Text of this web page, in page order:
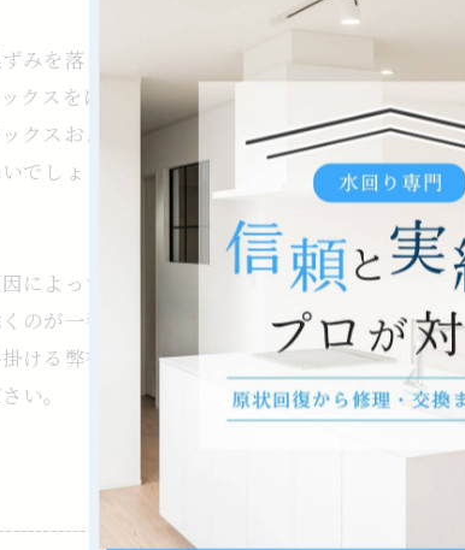
みを落としてから水拭きをします。
クスをはがすことが最良の方法です。
クスおよび黒カビの除去は、フローリング材を
でしょう。
によって黒ずみが発生することがわかりました
のが一番ですが、黒ずみを発見したら適切な方
ける弊社は、フローリングの黒ずみにも対応い
い。